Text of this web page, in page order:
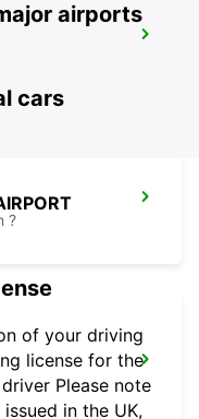
airports
cars
?
of your driving
license for the
Please note
in the UK,